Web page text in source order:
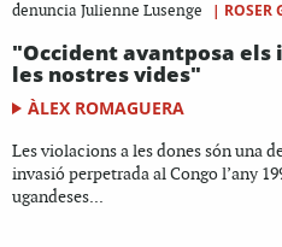
denuncia Julienne Lusenge
| ROSER
"Occident avantposa els
les nostres vides"
ÀLEX ROMAGUERA
Les violacions a les dones són una
invasió perpetrada al Congo l’any
ugandeses...